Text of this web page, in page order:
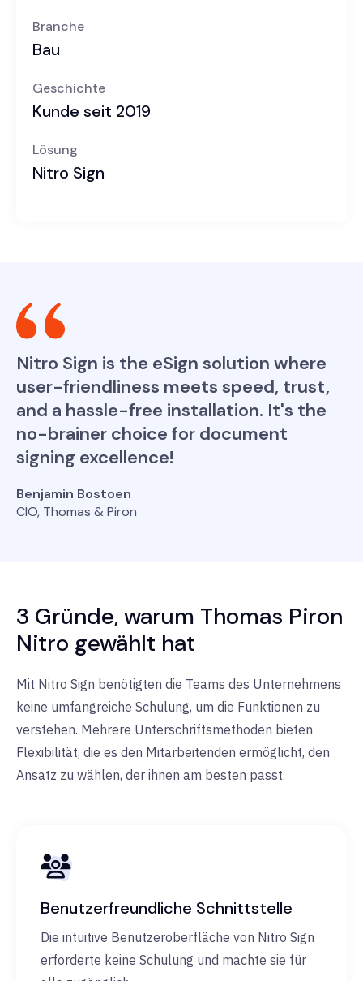
Branche
Bau
Geschichte
Kunde seit 2019
Lösung
Nitro Sign
Nitro Sign is the eSign solution where
user-friendliness meets speed, trust,
and a hassle-free installation. It's the
no-brainer choice for document
signing excellence!
Benjamin Bostoen
CIO, Thomas & Piron
3 Gründe, warum Thomas Piron
Nitro gewählt hat
Mit Nitro Sign benötigten die Teams des Unternehmens
keine umfangreiche Schulung, um die Funktionen zu
verstehen. Mehrere Unterschriftsmethoden bieten
Flexibilität, die es den Mitarbeitenden ermöglicht, den
Ansatz zu wählen, der ihnen am besten passt.
Benutzerfreundliche Schnittstelle
Die intuitive Benutzeroberfläche von Nitro Sign
erforderte keine Schulung und machte sie für